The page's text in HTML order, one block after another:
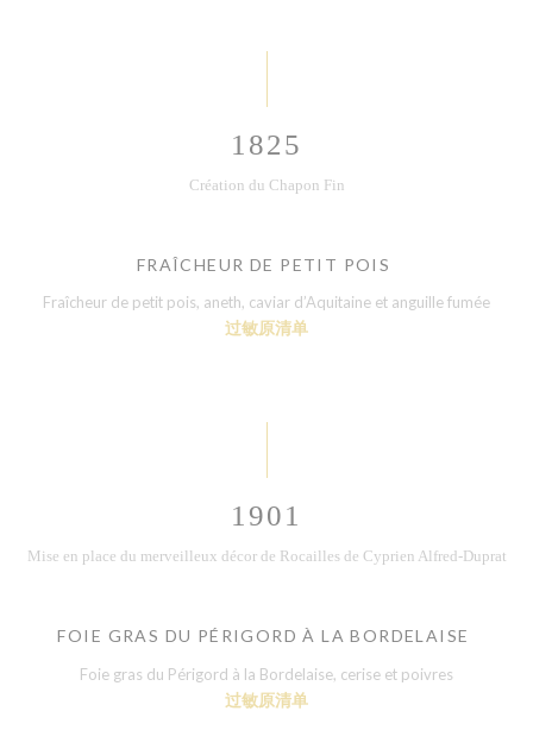
1825
Création du Chapon Fin
FRAÎCHEUR DE PETIT POIS
Fraîcheur de petit pois, aneth, caviar d’Aquitaine et anguille fumée
过敏原清单
1901
Mise en place du merveilleux décor de Rocailles de Cyprien Alfred-Duprat
FOIE GRAS DU PÉRIGORD À LA BORDELAISE
Foie gras du Périgord à la Bordelaise, cerise et poivres
过敏原清单